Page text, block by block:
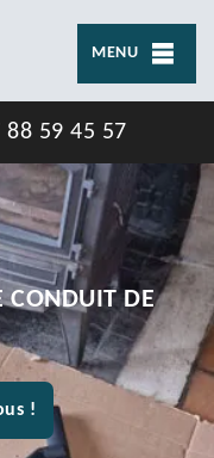
MENU
88 59 45 57
CONDUIT DE
!